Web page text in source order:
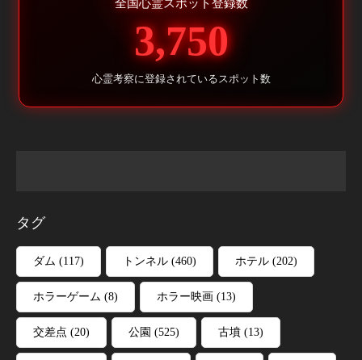
全国心霊スポット登録数
3,750
心霊考察に登録されているスポット数
タグ
ダム (117) トンネル (460) ホテル (202)
ホラーゲーム (8) ホラー映画 (13)
交差点 (20) 公園 (525) 古墳 (13)